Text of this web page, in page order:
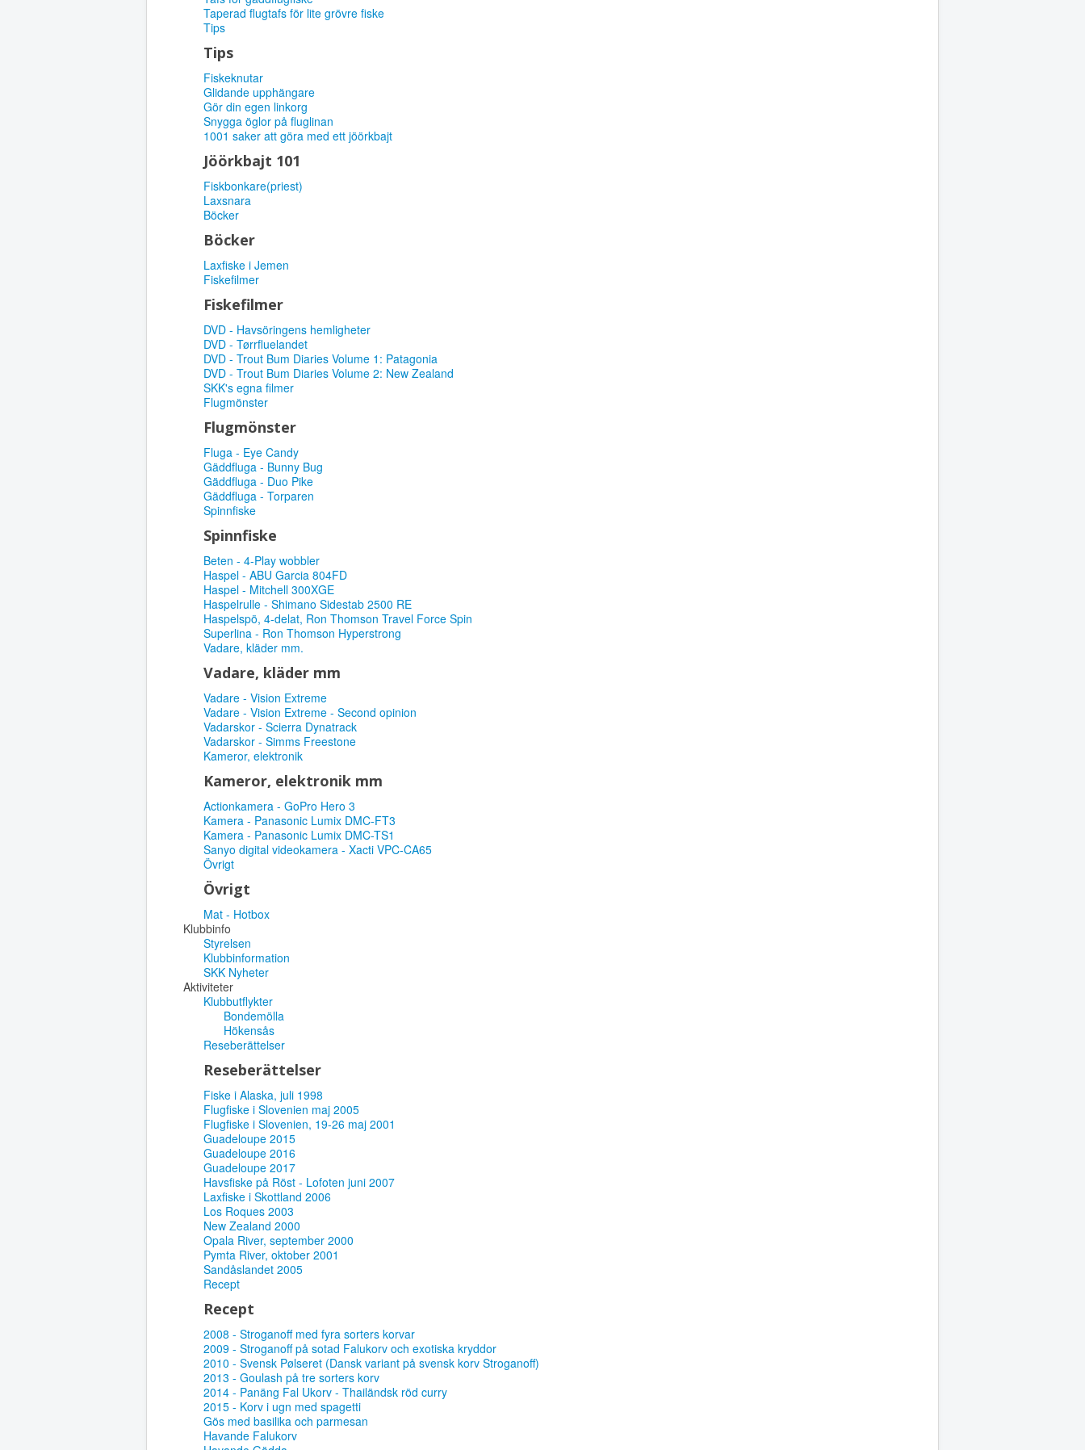
Taperad flugtafs för lite grövre fiske
Tips
Tips
Fiskeknutar
Glidande upphängare
Gör din egen linkorg
Snygga öglor på fluglinan
1001 saker att göra med ett jöörkbajt
Jöörkbajt 101
Fiskbonkare(priest)
Laxsnara
Böcker
Böcker
Laxfiske i Jemen
Fiskefilmer
Fiskefilmer
DVD - Havsöringens hemligheter
DVD - Tørrfluelandet
DVD - Trout Bum Diaries Volume 1: Patagonia
DVD - Trout Bum Diaries Volume 2: New Zealand
SKK's egna filmer
Flugmönster
Flugmönster
Fluga - Eye Candy
Gäddfluga - Bunny Bug
Gäddfluga - Duo Pike
Gäddfluga - Torparen
Spinnfiske
Spinnfiske
Beten - 4-Play wobbler
Haspel - ABU Garcia 804FD
Haspel - Mitchell 300XGE
Haspelrulle - Shimano Sidestab 2500 RE
Haspelspö, 4-delat, Ron Thomson Travel Force Spin
Superlina - Ron Thomson Hyperstrong
Vadare, kläder mm.
Vadare, kläder mm
Vadare - Vision Extreme
Vadare - Vision Extreme - Second opinion
Vadarskor - Scierra Dynatrack
Vadarskor - Simms Freestone
Kameror, elektronik
Kameror, elektronik mm
Actionkamera - GoPro Hero 3
Kamera - Panasonic Lumix DMC-FT3
Kamera - Panasonic Lumix DMC-TS1
Sanyo digital videokamera - Xacti VPC-CA65
Övrigt
Övrigt
Mat - Hotbox
Klubbinfo
Styrelsen
Klubbinformation
SKK Nyheter
Aktiviteter
Klubbutflykter
Bondemölla
Hökensås
Reseberättelser
Reseberättelser
Fiske i Alaska, juli 1998
Flugfiske i Slovenien maj 2005
Flugfiske i Slovenien, 19-26 maj 2001
Guadeloupe 2015
Guadeloupe 2016
Guadeloupe 2017
Havsfiske på Röst - Lofoten juni 2007
Laxfiske i Skottland 2006
Los Roques 2003
New Zealand 2000
Opala River, september 2000
Pymta River, oktober 2001
Sandåslandet 2005
Recept
Recept
2008 - Stroganoff med fyra sorters korvar
2009 - Stroganoff på sotad Falukorv och exotiska kryddor
2010 - Svensk Pølseret (Dansk variant på svensk korv Stroganoff)
2013 - Goulash på tre sorters korv
2014 - Panäng Fal Ukorv - Thailändsk röd curry
2015 - Korv i ugn med spagetti
Gös med basilika och parmesan
Havande Falukorv